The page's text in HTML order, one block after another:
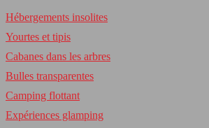
Hébergements insolites
Yourtes et tipis
Cabanes dans les arbres
Bulles transparentes
Camping flottant
Expériences glamping